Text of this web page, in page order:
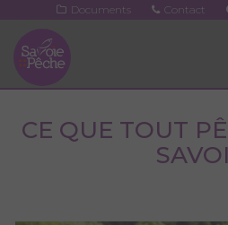
contenu
principal
Documents Contact
CE QUE TOUT